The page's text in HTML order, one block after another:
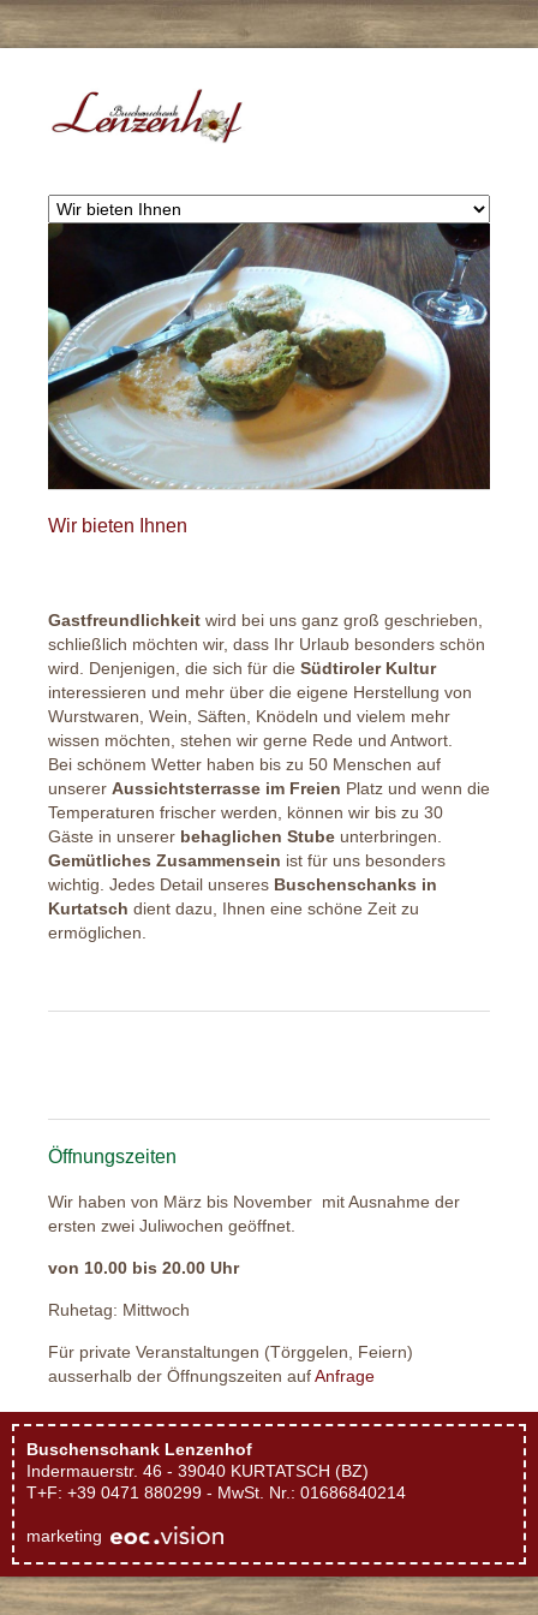
Wir bieten Ihnen
Gastfreundlichkeit wird bei uns ganz groß geschrieben,
schließlich möchten wir, dass Ihr Urlaub besonders schön
wird. Denjenigen, die sich für die Südtiroler Kultur
interessieren und mehr über die eigene Herstellung von
Wurstwaren, Wein, Säften, Knödeln und vielem mehr
wissen möchten, stehen wir gerne Rede und Antwort.
Bei schönem Wetter haben bis zu 50 Menschen auf
unserer Aussichtsterrasse im Freien Platz und wenn die
Temperaturen frischer werden, können wir bis zu 30
Gäste in unserer behaglichen Stube unterbringen.
Gemütliches Zusammensein ist für uns besonders
wichtig. Jedes Detail unseres Buschenschanks in
Kurtatsch dient dazu, Ihnen eine schöne Zeit zu
ermöglichen.
Öffnungszeiten
Wir haben von März bis November mit Ausnahme der
ersten zwei Juliwochen geöffnet.
von 10.00 bis 20.00 Uhr
Ruhetag: Mittwoch
Für private Veranstaltungen (Törggelen, Feiern)
ausserhalb der Öffnungszeiten aufAnfrage
Buschenschank Lenzenhof
Indermauerstr. 46 - 39040 KURTATSCH (BZ)
T+F: +39 0471 880299 - MwSt. Nr.: 01686840214
marketing